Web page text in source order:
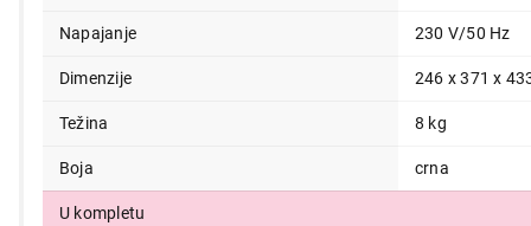
Napajanje 230 V/50 Hz
Dimenzije 246 x 371 x
Težina 8 kg
Boja crna
U kompletu